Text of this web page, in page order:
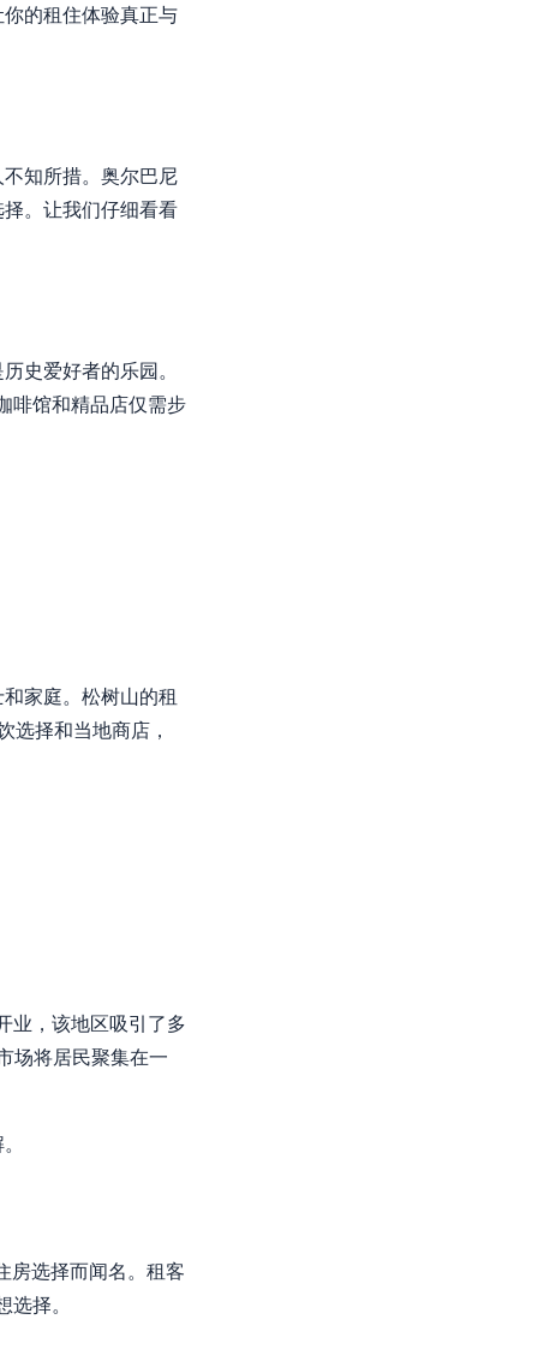
的租住体验真正与
知所措。奥尔巴尼
。让我们仔细看看
史爱好者的乐园。
啡馆和精品店仅需步
家庭。松树山的租
选择和当地商店，
业，该地区吸引了多
场将居民聚集在一
房选择而闻名。租客
择。